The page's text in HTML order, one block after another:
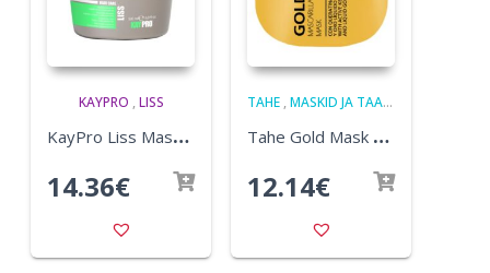
KAYPRO , LISS
K
ayPro Liss Mask 500ml
14.36€
TAHE ,MASKID JA TAASTAVAD VAHENDID
T
ahe Gold Mask 300ml
12.14€